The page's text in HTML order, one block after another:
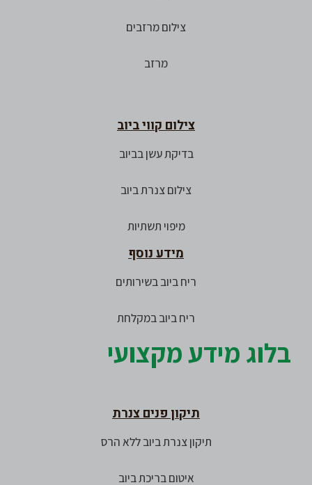
צילום מרזבים
מרזב
צילום קווי ביוב
בדיקת עשן בביוב
צילום צנרת ביוב
מיפוי תשתיות
מידע נוסף
ריח ביוב בשירותים
ריח ביוב במקלחת
בלוג מידע מקצועי
תיקון פנים צנרת
תיקון צנרת ביוב ללא הרס
איטום בריכת ביוב